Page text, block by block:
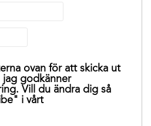
ovan för att skicka ut
jag godkänner
Vill du ändra dig så
i vårt